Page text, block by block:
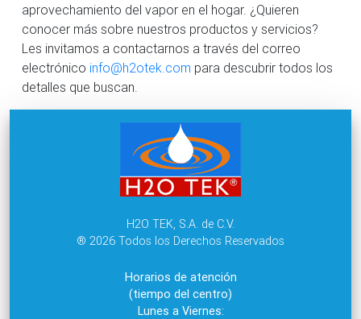
aprovechamiento del vapor en el hogar. ¿Quieren
conocer más sobre nuestros productos y servicios?
Les invitamos a contactarnos a través del correo
electrónico info@h2otek.com para descubrir todos los
detalles que buscan.
H2O TEK, S.A. de C.V.
® 2026 Todos los Derechos Reservados
Horarios de atención
(tiempo del centro)
Lunes a Viernes: